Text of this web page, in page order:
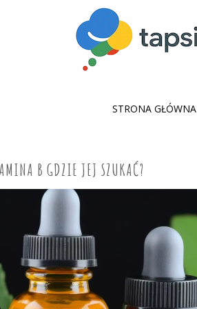
SKIP
STRONA GŁÓWNA
B GDZIE JEJ SZUKAĆ?